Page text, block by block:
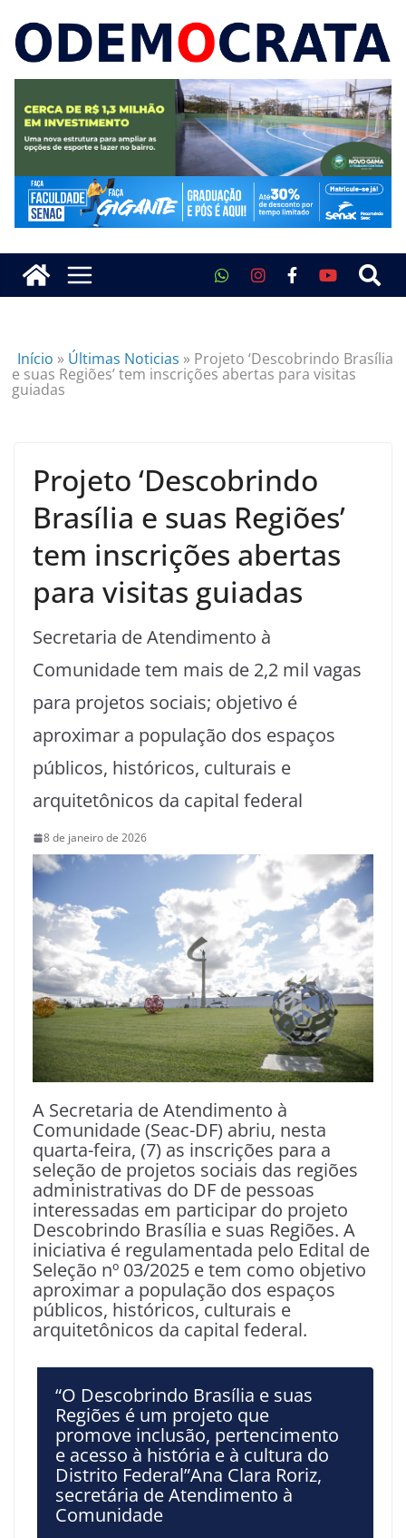
Início » Últimas Noticias » Projeto ‘Descobrindo Brasília
e suas Regiões’ tem inscrições abertas para visitas
guiadas
Projeto ‘Descobrindo
Brasília e suas Regiões’
tem inscrições abertas
para visitas guiadas
Secretaria de Atendimento à
Comunidade tem mais de 2,2 mil vagas
para projetos sociais; objetivo é
aproximar a população dos espaços
públicos, históricos, culturais e
arquitetônicos da capital federal
8 de janeiro de 2026
A Secretaria de Atendimento à
Comunidade (Seac-DF) abriu, nesta
quarta-feira, (7) as inscrições para a
seleção de projetos sociais das regiões
administrativas do DF de pessoas
interessadas em participar do projeto
Descobrindo Brasília e suas Regiões. A
iniciativa é regulamentada pelo Edital de
Seleção nº 03/2025 e tem como objetivo
aproximar a população dos espaços
públicos, históricos, culturais e
arquitetônicos da capital federal.
“O Descobrindo Brasília e suas
Regiões é um projeto que
promove inclusão, pertencimento
e acesso à história e à cultura do
Distrito Federal”Ana Clara Roriz,
secretária de Atendimento à
Comunidade